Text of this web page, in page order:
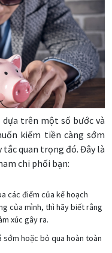
dựa trên một số bước và
kiếm tiền càng sớm
quan trọng đó. Đây là
chi phối bạn:
các điểm của kế hoạch
của mình, thì hãy biết rằng
xúc gây ra.
hoặc bỏ qua hoàn toàn